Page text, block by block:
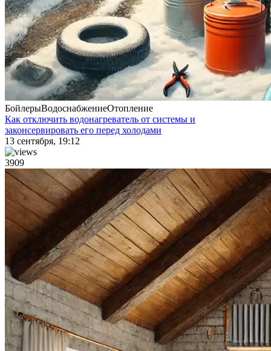
БойлерыВодоснабжениеОтопление
Как отключить водонагреватель от системы и
законсервировать его перед холодами
13 сентября, 19:12
3909